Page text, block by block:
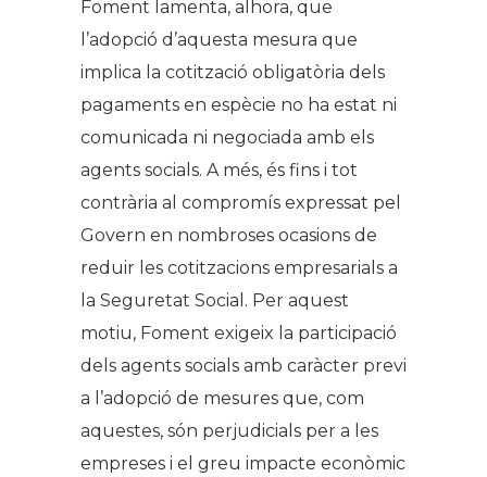
Foment lamenta, alhora, que
l’adopció d’aquesta mesura que
implica la cotització obligatòria dels
pagaments en espècie no ha estat ni
comunicada ni negociada amb els
agents socials. A més, és fins i tot
contrària al compromís expressat pel
Govern en nombroses ocasions de
reduir les cotitzacions empresarials a
la Seguretat Social. Per aquest
motiu, Foment exigeix la participació
dels agents socials amb caràcter previ
a l’adopció de mesures que, com
aquestes, són perjudicials per a les
empreses i el greu impacte econòmic